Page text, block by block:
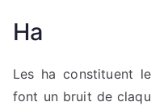
Ha
Les ha constituent
font un bruit de